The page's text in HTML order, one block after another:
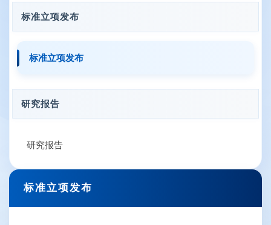
标准立项发布
标准立项发布
研究报告
研究报告
标准立项发布